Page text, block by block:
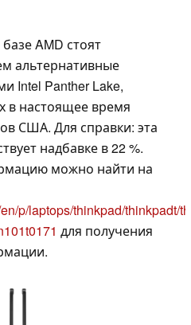
AMD стоят
альтернативные
Intel Panther Lake,
в настоящее время
США. Для справки: эта
надбавке в 22 %.
можно найти на
p/laptops/thinkpad/thinkpadt/
для получения